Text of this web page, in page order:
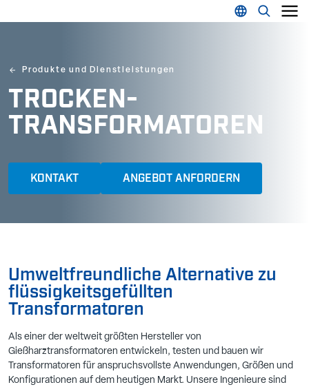
Produkte und Dienstleistungen
TROCKEN-
TRANSFORMATOREN
KONTAKT ANGEBOT ANFORDERN
Umweltfreundliche Alternative zu
flüssigkeitsgefüllten
Transformatoren
Als einer der weltweit größten Hersteller von
Gießharztransformatoren entwickeln, testen und bauen wir
Transformatoren für anspruchsvollste Anwendungen, Größen und
Konfigurationen auf dem heutigen Markt. Unsere Ingenieure sind